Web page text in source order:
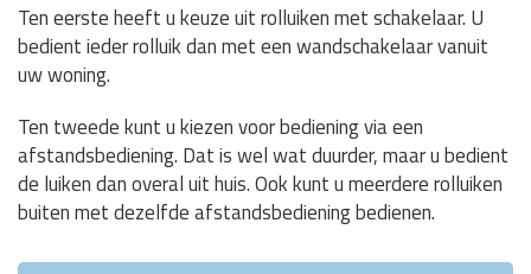
Ten eerste heeft u keuze uit rolluiken met schakelaar. U
bedient ieder rolluik dan met een wandschakelaar vanuit
uw woning.
Ten tweede kunt u kiezen voor bediening via een
afstandsbediening. Dat is wel wat duurder, maar u bedient
de luiken dan overal uit huis. Ook kunt u meerdere rolluiken
buiten met dezelfde afstandsbediening bedienen.